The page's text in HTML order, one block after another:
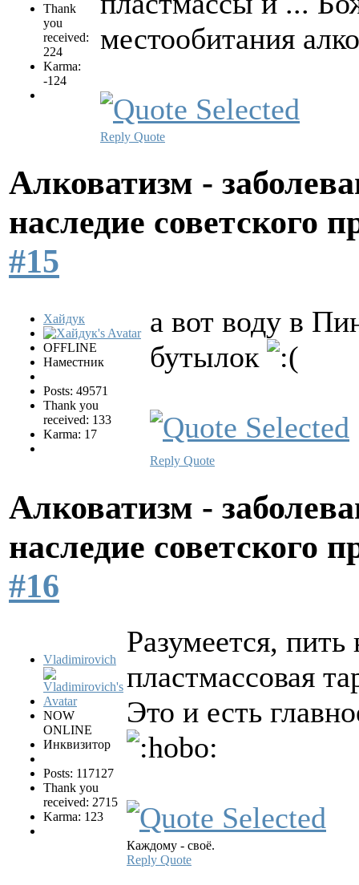
Thank
you
received:
224
Karma:
-124
местообитания
Reply Quote
Алковатизм -
наследие советского
#15
Хайдук
OFFLINE
Наместник
Posts: 49571
Thank you
received: 133
Karma: 17
а вот воду в
бутылок
Reply Quote
Алковатизм -
наследие советского
#16
Vladimirovich
NOW
ONLINE
Инквизитор
Posts: 117127
Thank you
received: 2715
Karma: 123
Разумеется, пить
пластмассовая
Это и есть
Каждому - своё.
Reply Quote